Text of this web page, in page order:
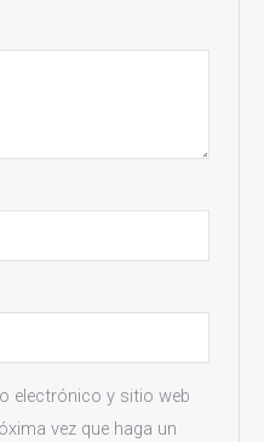
electrónico y sitio web
vez que haga un